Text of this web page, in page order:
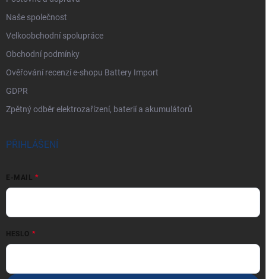
Naše společnost
Velkoobchodní spolupráce
Obchodní podmínky
Ověřování recenzí e-shopu Battery Import
GDPR
Zpětný odběr elektrozařízení, baterií a akumulátorů
PŘIHLÁŠENÍ
E-MAIL
HESLO